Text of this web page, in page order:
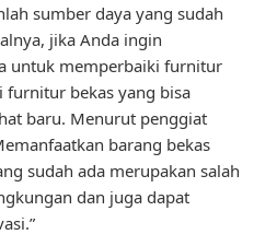
sumber daya yang sudah
jika Anda ingin
untuk memperbaiki furnitur
furnitur bekas yang bisa
baru. Menurut penggiat
barang bekas
sudah ada merupakan salah
dan juga dapat